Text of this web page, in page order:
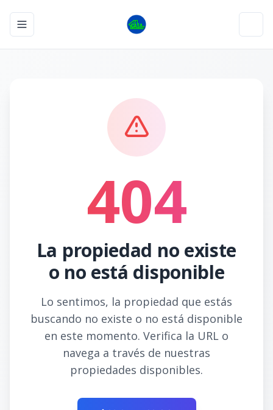
Toggle navigation menu
404
La propiedad no existe
o no está disponible
Lo sentimos, la propiedad que estás
buscando no existe o no está disponible
en este momento. Verifica la URL o
navega a través de nuestras
propiedades disponibles.